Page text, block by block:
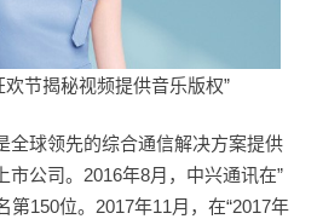
欢节揭秘视频提供音乐版权”
全球领先的综合通信解决方案提供
市公司。2016年8月，中兴通讯在”
第150位。2017年11月，在“2017年